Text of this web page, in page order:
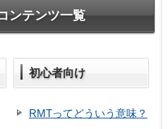
ンテンツ一覧
初心者向け
RMTってどういう意味？